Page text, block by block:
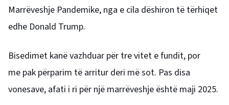
Marrëveshje Pandemike, nga e cila dëshiron të tërhiqet
edhe Donald Trump.
Bisedimet kanë vazhduar për tre vitet e fundit, por
me pak përparim të arritur deri më sot. Pas disa
vonesave, afati i ri për një marrëveshje është maji 2025.